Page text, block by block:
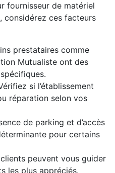
fournisseur de matériel
considérez ces facteurs
prestataires comme
Mutualiste ont des
si l’établissement
réparation selon vos
de parking et d’accès
pour certains
peuvent vous guider
les plus appréciés.